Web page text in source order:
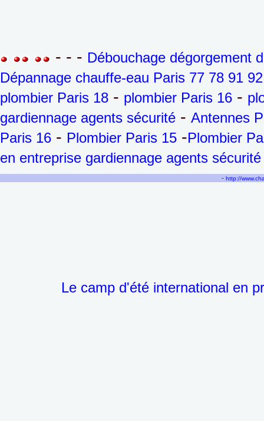
- - - Débouchage dégorgement
Dépannage chauffe-eau Paris 77 78 91
plombier Paris 18 - plombier Paris 16 -
gardiennage agents sécurité - Antennes
Paris 16 - Plombier Paris 15 -Plombier
en entreprise gardiennage agents sécurité
-http://
Le camp d'été international en